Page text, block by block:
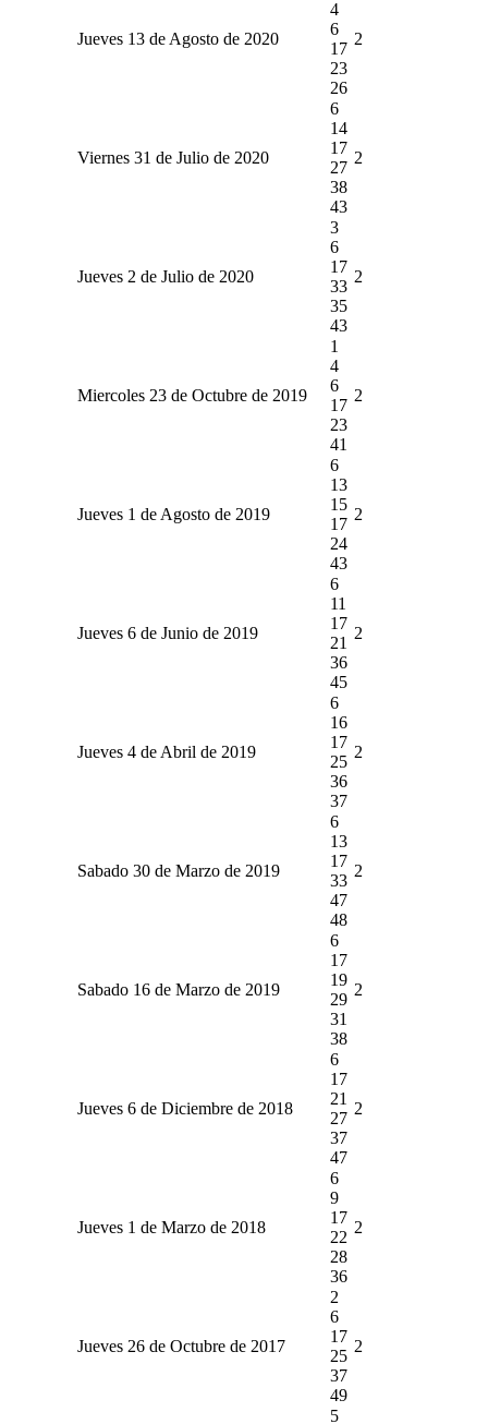
Jueves 13 de Agosto de 2020
4
6
17
23
26
2
Viernes 31 de Julio de 2020
6
14
17
27
38
43
2
Jueves 2 de Julio de 2020
3
6
17
33
35
43
2
Miercoles 23 de Octubre de 2019
1
4
6
17
23
41
2
Jueves 1 de Agosto de 2019
6
13
15
17
24
43
2
Jueves 6 de Junio de 2019
6
11
17
21
36
45
2
Jueves 4 de Abril de 2019
6
16
17
25
36
37
2
Sabado 30 de Marzo de 2019
6
13
17
33
47
48
2
Sabado 16 de Marzo de 2019
6
17
19
29
31
38
2
Jueves 6 de Diciembre de 2018
6
17
21
27
37
47
2
Jueves 1 de Marzo de 2018
6
9
17
22
28
36
2
Jueves 26 de Octubre de 2017
2
6
17
25
37
49
2
5